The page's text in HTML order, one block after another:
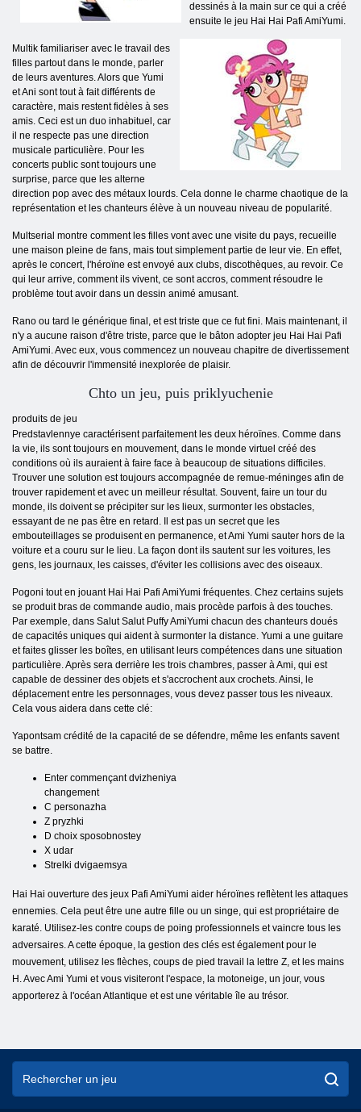
dessinés à la main sur ce qui a créé
ensuite le jeu Hai Hai Pafi AmiYumi.
Multik familiariser avec le travail des
filles partout dans le monde, parler
de leurs aventures. Alors que Yumi
et Ani sont tout à fait différents de
caractère, mais restent fidèles à ses
amis. Ceci est un duo inhabituel, car
il ne respecte pas une direction
musicale particulière. Pour les
concerts public sont toujours une
surprise, parce que les alterne
direction pop avec des métaux lourds. Cela donne le charme chaotique de la
représentation et les chanteurs élève à un nouveau niveau de popularité.
Multserial montre comment les filles vont avec une visite du pays, recueille
une maison pleine de fans, mais tout simplement partie de leur vie. En effet,
après le concert, l'héroïne est envoyé aux clubs, discothèques, au revoir. Ce
qui leur arrive, comment ils vivent, ce sont accros, comment résoudre le
problème tout avoir dans un dessin animé amusant.
Rano ou tard le générique final, et est triste que ce fut fini. Mais maintenant, il
n'y a aucune raison d'être triste, parce que le bâton adopter jeu Hai Hai Pafi
AmiYumi. Avec eux, vous commencez un nouveau chapitre de divertissement
afin de découvrir l'immensité inexplorée de plaisir.
Chto un jeu, puis priklyuchenie
produits de jeu
Predstavlennye caractérisent parfaitement les deux héroïnes. Comme dans
la vie, ils sont toujours en mouvement, dans le monde virtuel créé des
conditions où ils auraient à faire face à beaucoup de situations difficiles.
Trouver une solution est toujours accompagnée de remue-méninges afin de
trouver rapidement et avec un meilleur résultat. Souvent, faire un tour du
monde, ils doivent se précipiter sur les lieux, surmonter les obstacles,
essayant de ne pas être en retard. Il est pas un secret que les
embouteillages se produisent en permanence, et Ami Yumi sauter hors de la
voiture et a couru sur le lieu. La façon dont ils sautent sur les voitures, les
gens, les journaux, les caisses, d'éviter les collisions avec des oiseaux.
Pogoni tout en jouant Hai Hai Pafi AmiYumi fréquentes. Chez certains sujets
se produit bras de commande audio, mais procède parfois à des touches.
Par exemple, dans Salut Salut Puffy AmiYumi chacun des chanteurs doués
de capacités uniques qui aident à surmonter la distance. Yumi a une guitare
et faites glisser les boîtes, en utilisant leurs compétences dans une situation
particulière. Après sera derrière les trois chambres, passer à Ami, qui est
capable de dessiner des objets et s'accrochent aux crochets. Ainsi, le
déplacement entre les personnages, vous devez passer tous les niveaux.
Cela vous aidera dans cette clé:
Yapontsam crédité de la capacité de se défendre, même les enfants savent
se battre.
Enter commençant dvizheniya
changement
C personazha
Z pryzhki
D choix sposobnostey
X udar
Strelki dvigaemsya
Hai Hai ouverture des jeux Pafi AmiYumi aider héroïnes reflètent les attaques
ennemies. Cela peut être une autre fille ou un singe, qui est propriétaire de
karaté. Utilisez-les contre coups de poing professionnels et vaincre tous les
adversaires. A cette époque, la gestion des clés est également pour le
mouvement, utilisez les flèches, coups de pied travail la lettre Z, et les mains
H. Avec Ami Yumi et vous visiteront l'espace, la motoneige, un jour, vous
apporterez à l'océan Atlantique et est une véritable île au trésor.